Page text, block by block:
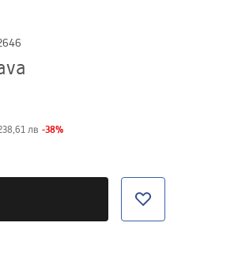
лв -38%